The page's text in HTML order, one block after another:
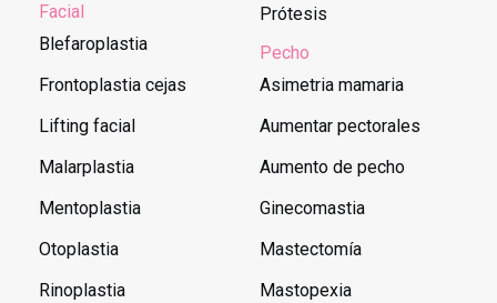
Facial
Blefaroplastia
Frontoplastia cejas
Lifting facial
Malarplastia
Mentoplastia
Otoplastia
Rinoplastia
Prótesis
Pecho
Asimetria mamaria
Aumentar pectorales
Aumento de pecho
Ginecomastia
Mastectomía
Mastopexia